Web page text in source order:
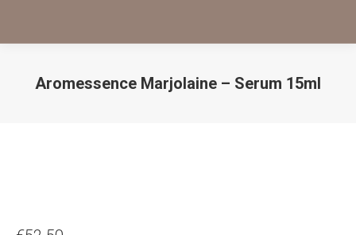
Aromessence Marjolaine – Serum 15ml